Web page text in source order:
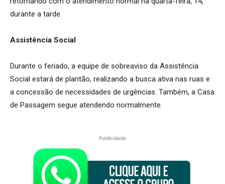
durante a tarde.
Assistência Social
Durante o feriado, a equipe de sobreaviso da Assistência
Social estará de plantão, realizando a busca ativa nas ruas e
a concessão de necessidades de urgências. Também, a Casa
de Passagem segue atendendo normalmente.
Publicidade